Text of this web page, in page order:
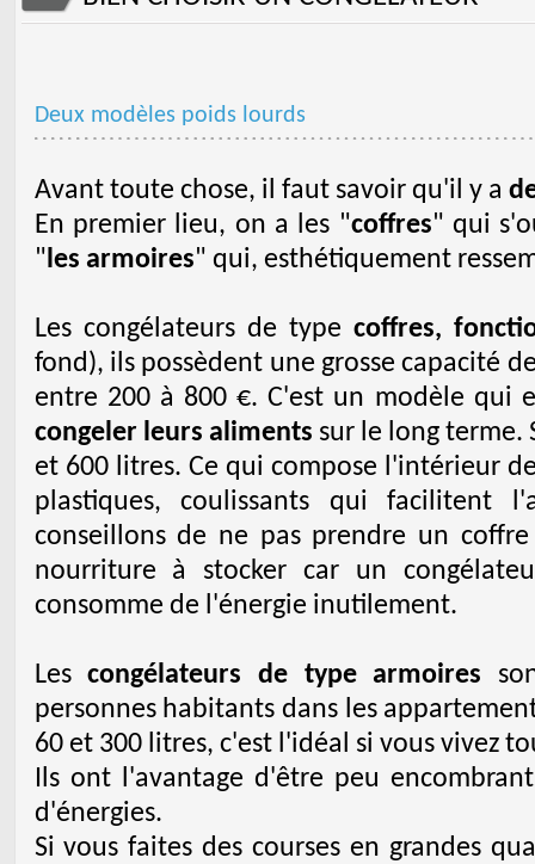
Deux modèles poids lourds
Avant toute chose, il faut savoir qu'il y a
En premier lieu, on a les "coffres" qui
"les armoires" qui, esthétiquement
Les congélateurs de type coffres,
fond), ils possèdent une grosse capacité
entre 200 à 800 €. C'est un modèle qui
congeler leurs aliments sur le long terme.
et 600 litres. Ce qui compose l'intérieur
plastiques, coulissants qui facilitent
conseillons de ne pas prendre un
nourriture à stocker car un
consomme de l'énergie inutilement.
Lescongélateurs de type armoires
personnes habitants dans les
60 et 300 litres, c'est l'idéal si vous vivez
Ils ont l'avantage d'être peu
d'énergies.
Si vous faites des courses en grandes